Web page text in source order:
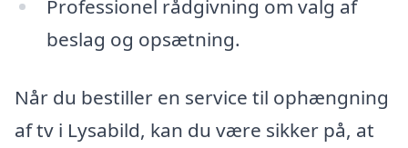
Professionel rådgivning om valg af
beslag og opsætning.
Når du bestiller en service til ophængning
af tv i Lysabild, kan du være sikker på, at